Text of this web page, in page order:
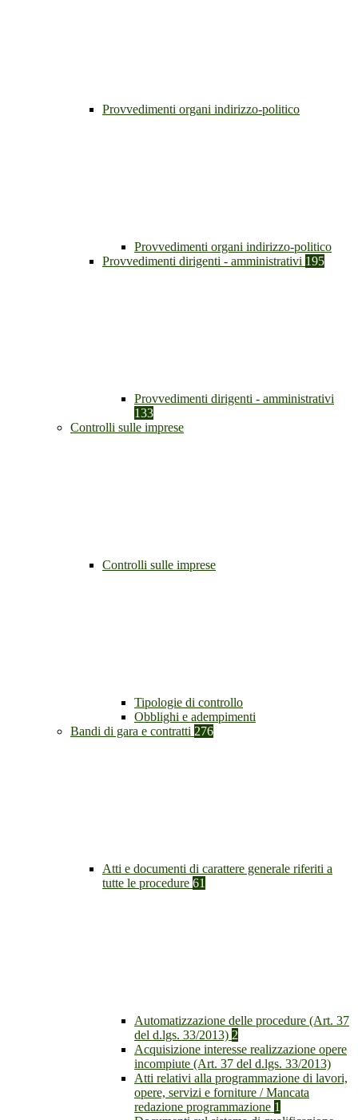
Provvedimenti organi indirizzo-politico
Provvedimenti organi indirizzo-politico
Provvedimenti dirigenti - amministrativi 195
Provvedimenti dirigenti - amministrativi
133
Controlli sulle imprese
Controlli sulle imprese
Tipologie di controllo
Obblighi e adempimenti
Bandi di gara e contratti 276
Atti e documenti di carattere generale riferiti a
tutte le procedure 61
Automatizzazione delle procedure (Art. 37
del d.lgs. 33/2013) 2
Acquisizione interesse realizzazione opere
incompiute (Art. 37 del d.lgs. 33/2013)
Atti relativi alla programmazione di lavori,
opere, servizi e forniture / Mancata
redazione programmazione 1